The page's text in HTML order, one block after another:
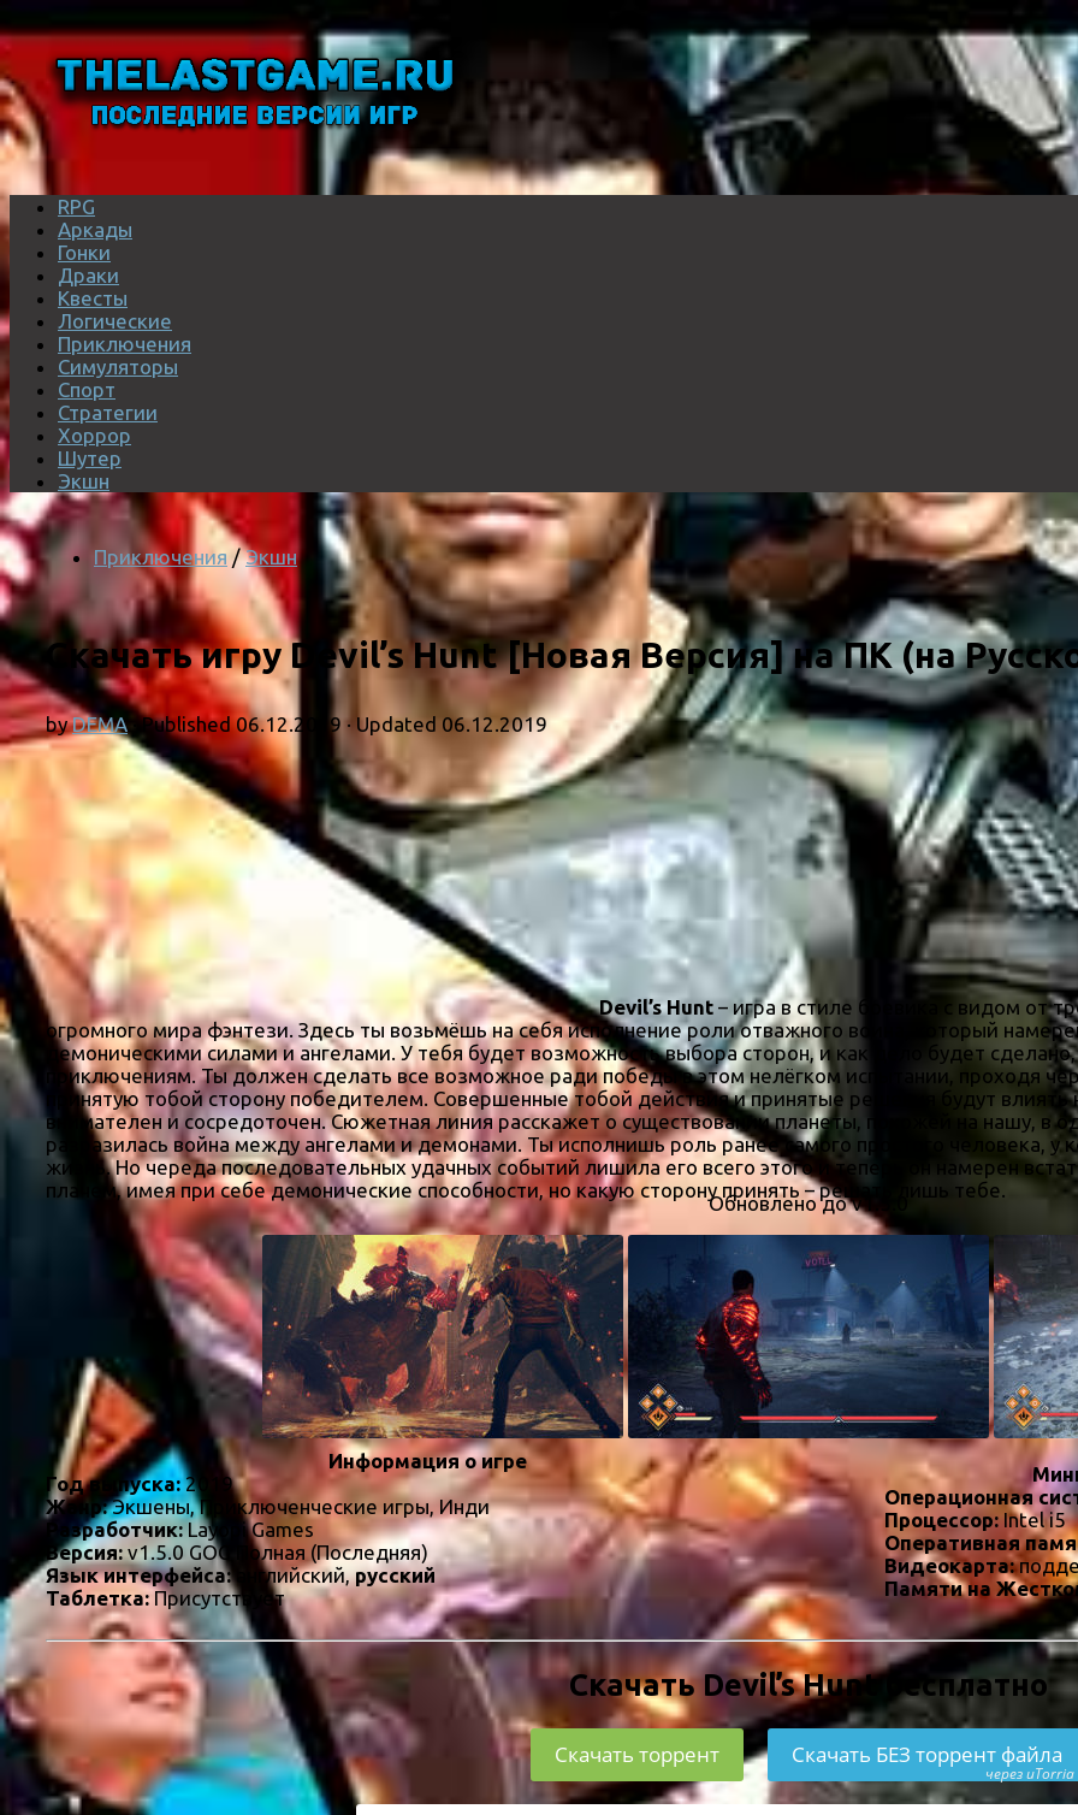
RPG
Аркады
Гонки
Драки
Квесты
Логические
Приключения
Симуляторы
Спорт
Стратегии
Хоррор
Шутер
Экшн
Приключения / Экшн
Скачать игру Devil’s Hunt [Новая Версия] на ПК (на
byDEMA · Published06.12.2019 · Updated 06.12.2019
Devil’s Hunt – игра в стиле боевика с видом от
огромного мира фэнтези. Здесь ты возьмёшь на себя исполнение роли отважного воина, который
демоническими силами и ангелами. У тебя будет возможность выбора сторон, и как дело будет
приключениям. Ты должен сделать все возможное ради победы в этом нелёгком испытании, проходя
принятую тобой сторону победителем. Совершенные тобой действия и принятые решения будут
внимателен и сосредоточен. Сюжетная линия расскажет о существовании планеты, похожей на нашу, в
разразилась война между ангелами и демонами. Ты исполнишь роль ранее самого простого человека, у
жизнь. Но череда последовательных удачных событий лишила его всего этого и теперь он намерен
плачем, имея при себе демонические способности, но какую сторону принять – решать лишь тебе.
Обновлено до v1.5.0
Информация о игре
Год выпуска:2019
Жанр:Экшены, Приключенческие игры, Инди
Разработчик:Layopi Games
Версия: v1.5.0 GOG Полная (Последняя)
Язык интерфейса:английский,русский
Таблетка: Присутствует
Операционная
Процессор: Intel i5
Оперативная
Видеокарта:
Памяти на
Скачать Devil’s Hunt бесплатно
Скачать торрент Скачать БЕЗ торрент файла
через uTorria